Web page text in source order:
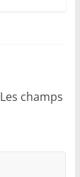
Les champs